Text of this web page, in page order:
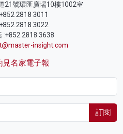
21號環匯廣場10樓1002室
2818 3011
2818 3022
:+852 2818 3638
insight.com
見名家電子報
訂閱